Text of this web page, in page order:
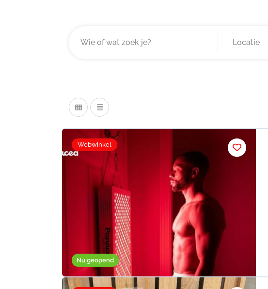
Nu geopend
Webwinkel